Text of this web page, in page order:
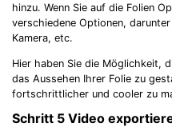
hinzu. Wenn Sie auf die Folien
verschiedene Optionen,
Kamera, etc.
Hier haben Sie die Möglichkeit,
das Aussehen Ihrer Folie zu
fortschrittlicher und cooler zu
Schritt 5 Video